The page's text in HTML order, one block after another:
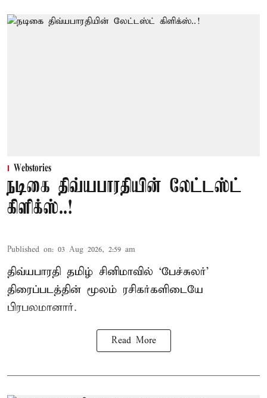
Webstories
நடிகை திவ்யபாரதியின் லேட்டஸ்ட்
கிளிக்ஸ்..!
Published on: 03 Aug 2026, 2:59 am
திவ்யபாரதி தமிழ் சினிமாவில் ‘பேச்சுலர்’
திரைப்படத்தின் மூலம் ரசிகர்களிடையே
பிரபலமானார்.
Read More